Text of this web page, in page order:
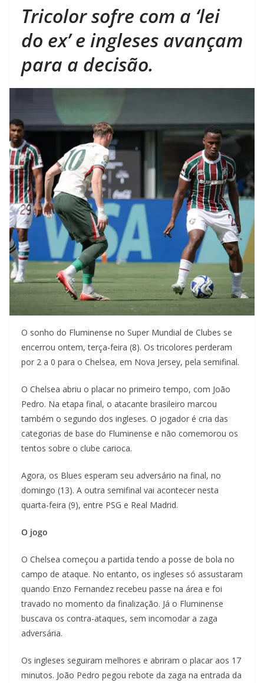
Tricolor sofre com a ‘lei
do ex’ e ingleses avançam
para a decisão.
O sonho do Fluminense no Super Mundial de Clubes se
encerrou ontem, terça-feira (8). Os tricolores perderam
por 2 a 0 para o Chelsea, em Nova Jersey, pela semifinal.
O Chelsea abriu o placar no primeiro tempo, com João
Pedro. Na etapa final, o atacante brasileiro marcou
também o segundo dos ingleses. O jogador é cria das
categorias de base do Fluminense e não comemorou os
tentos sobre o clube carioca.
Agora, os Blues esperam seu adversário na final, no
domingo (13). A outra semifinal vai acontecer nesta
quarta-feira (9), entre PSG e Real Madrid.
O jogo
O Chelsea começou a partida tendo a posse de bola no
campo de ataque. No entanto, os ingleses só assustaram
quando Enzo Fernandez recebeu passe na área e foi
travado no momento da finalização. Já o Fluminense
buscava os contra-ataques, sem incomodar a zaga
adversária.
Os ingleses seguiram melhores e abriram o placar aos 17
minutos. João Pedro pegou rebote da zaga na entrada da